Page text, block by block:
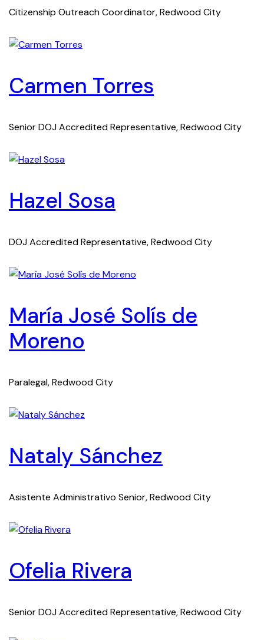
Citizenship Outreach Coordinator, Redwood City
Carmen Torres
Senior DOJ Accredited Representative, Redwood City
Hazel Sosa
DOJ Accredited Representative, Redwood City
María José Solís de
Moreno
Paralegal, Redwood City
Nataly Sánchez
Asistente Administrativo Senior, Redwood City
Ofelia Rivera
Senior DOJ Accredited Representative, Redwood City